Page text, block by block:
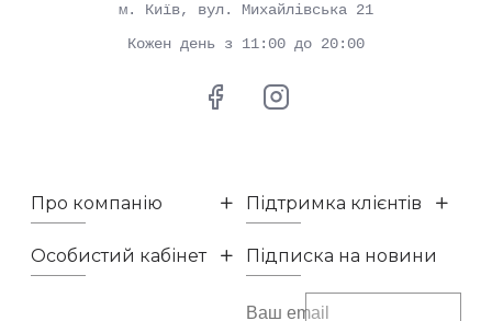
м. Київ, вул. Михайлівська 21
Кожен день з 11:00 до 20:00
Про компанію Підтримка клієнтів
Особистий кабінет Підписка на новини